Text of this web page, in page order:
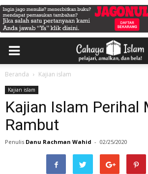
Beranda Kajian islam
Kajian islam
Kajian Islam Perihal
Rambut
Penulis Danu Rachman Wahid - 02/25/2020